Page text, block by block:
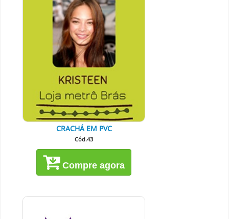
CRACHÁ EM PVC
Cód.43
Compre agora